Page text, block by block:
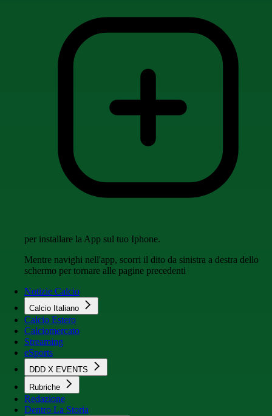
per installare la App sul tuo Iphone.
Mentre navighi nell'app, scorri il dito da sinistra a destra dello
schermo per tornare alle pagine precedenti
Notizie Calcio
Calcio Italiano
Calcio Estero
Calciomercato
Streaming
eSports
DDD X EVENTS
Rubriche
Redazione
Dentro La Storia